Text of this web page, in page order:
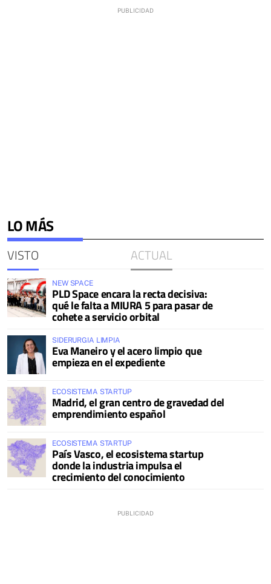
LO MÁS
VISTO ACTUAL
NEW SPACE
PLD Space encara la recta decisiva:
qué le falta a MIURA 5 para pasar de
cohete a servicio orbital
SIDERURGIA LIMPIA
Eva Maneiro y el acero limpio que
empieza en el expediente
ECOSISTEMA STARTUP
Madrid, el gran centro de gravedad del
emprendimiento español
ECOSISTEMA STARTUP
País Vasco, el ecosistema startup
donde la industria impulsa el
crecimiento del conocimiento